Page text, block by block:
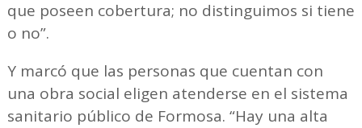
que poseen cobertura; no distinguimos si tiene
o no”.
Y marcó que las personas que cuentan con
una obra social eligen atenderse en el sistema
sanitario público de Formosa. “Hay una alta